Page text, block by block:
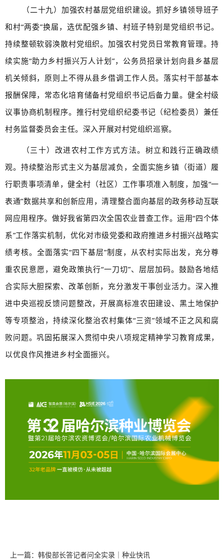
（二十九）加强农村基层党组织建设。抓好乡镇领导班子
和村“两委”换届，选优配强乡镇、村班子特别是党组织书记。
持续整顿软弱涣散村党组织。加强农村党员日常教育管理。持
续实施“助力乡村振兴万人计划”，公务员招录计划向县乡基层
机关倾斜，原则上不得从县乡借调工作人员。落实村干部基本
报酬保障，常态化培育储备村党组织书记后备力量。健全村级
议事协商机制程序。推行村党组织纪委书记（纪检委员）兼任
村务监督委员会主任。深入开展对村党组织巡察。
（三十）改进农村工作方式方法。树立和践行正确政绩
观。持续整治形式主义为基层减负，全面实施乡镇（街道）履
行职责事项清单，健全村（社区）工作事项准入制度，加强“一
表通”数据共享和创新应用，清理整合面向基层的政务移动互联
网应用程序。做好我省第四次全国农业普查工作。运用“四个体
系”工作落实机制，优化对市级党委和政府推进乡村振兴战略实
绩考核。全面落实“四下基层”制度，从农村实际出发，充分尊
重农民意愿，避免政策执行“一刀切”、层层加码。鼓励各地结
合实际大胆探索、改革创新，充分激发干事创业活力。深入推
进中央巡视反馈问题整改，开展高标准农田建设、黑土地保护
等专项整治，持续深化整治农村集体“三资”领域不正之风和腐
败问题。巩固拓展深入贯彻中央八项规定精神学习教育成果，
以优良作风推进乡村全面振兴。
上一篇：韩俊部长答记者问全实录｜种业快讯